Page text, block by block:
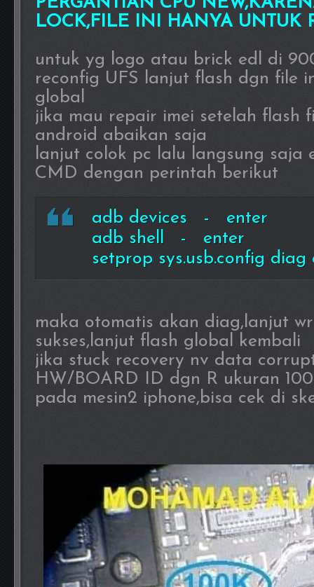
LOCK,FILE INI HANYA UNTUK
untuk yg logo atau brick edl di
reconfig UFS lanjut flash dgn file
global
jika mau repair imei setelah flash
android abaikan saja
lanjut colok pc lalu langsung saja
CMD dengan perintah berikut
adb devices - enter
adb shell - enter
setprop sys.usb.config
maka otomatis akan diag,lanjut
sukses,lanjut flash global kembali
jika stuck recovery nv data
HW/BOARD ID dgn R ukuran
pada mesin2 iphone,bisa cek di